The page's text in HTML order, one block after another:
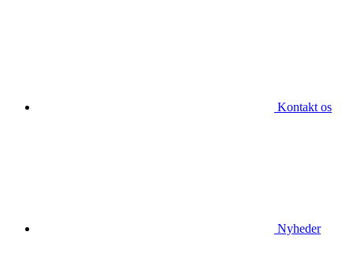
Kontakt os
Nyheder